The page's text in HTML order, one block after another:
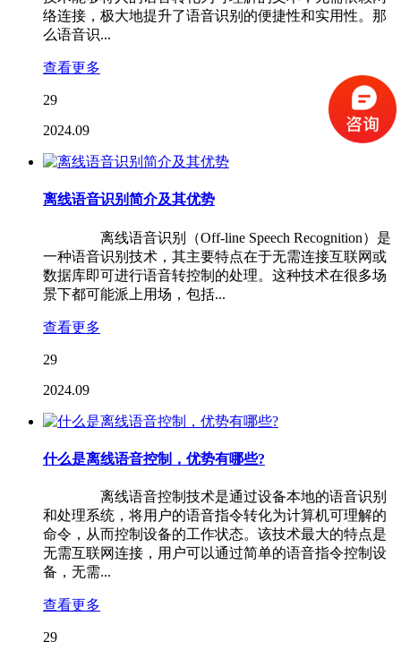
络连接，极大地提升了语音识别的便捷性和实用性。那
么语音识...
查看更多
29
2024.09
离线语音识别简介及其优势
离线语音识别（Off-line Speech Recognition）是
一种语音识别技术，其主要特点在于无需连接互联网或
数据库即可进行语音转控制的处理。这种技术在很多场
景下都可能派上用场，包括...
查看更多
29
2024.09
什么是离线语音控制，优势有哪些?
离线语音控制技术是通过设备本地的语音识别
和处理系统，将用户的语音指令转化为计算机可理解的
命令，从而控制设备的工作状态。该技术最大的特点是
无需互联网连接，用户可以通过简单的语音指令控制设
备，无需...
查看更多
29